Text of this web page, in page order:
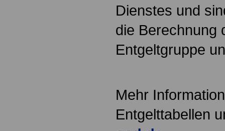
Dienstes und
die Berechnung
Entgeltgruppe
Mehr
Entgelttabellen